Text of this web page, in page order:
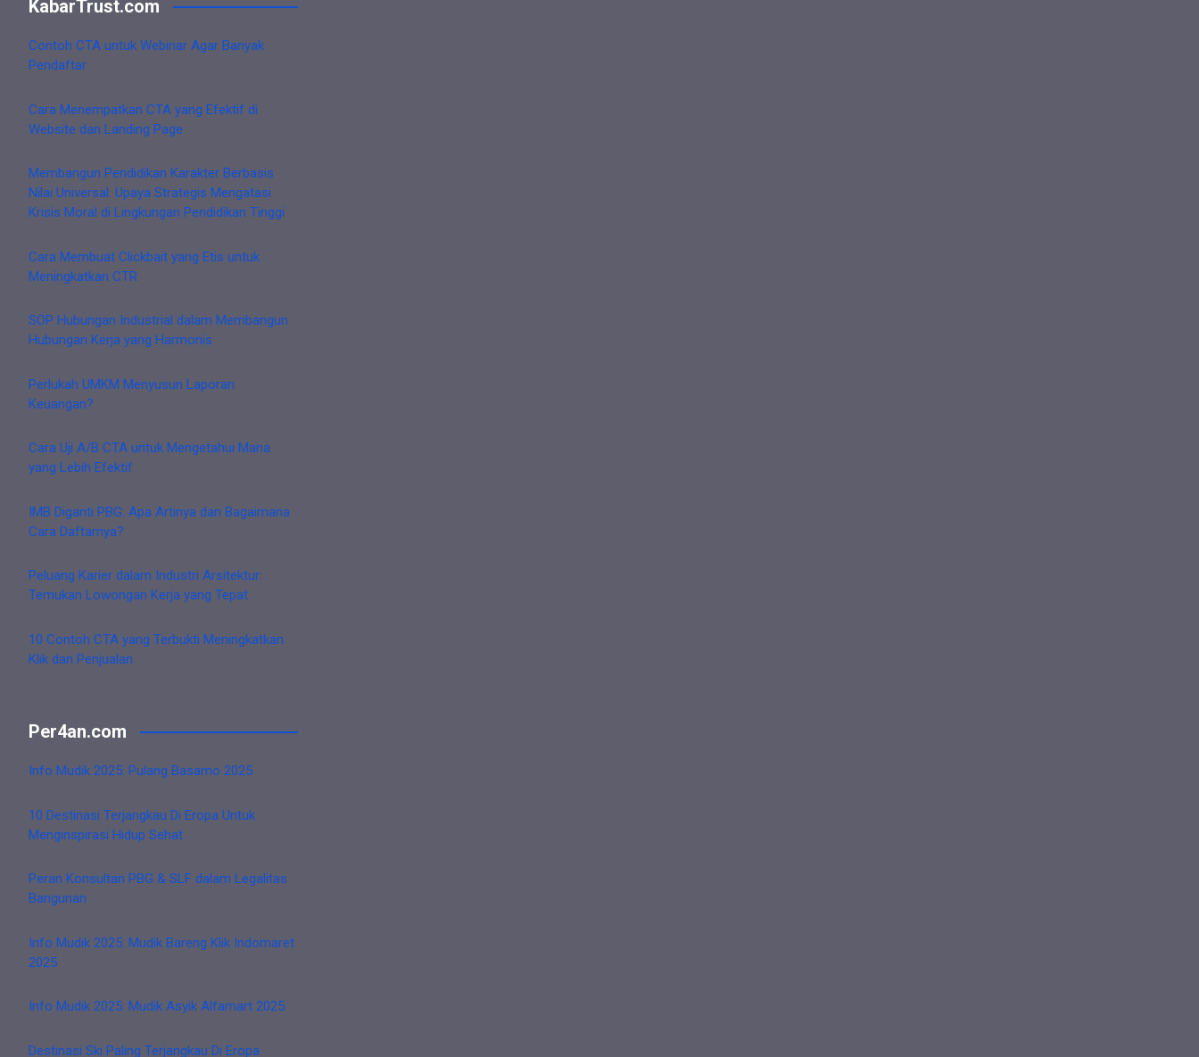
KabarTrust.com
Contoh CTA untuk Webinar Agar Banyak
Pendaftar
Cara Menempatkan CTA yang Efektif di
Website dan Landing Page
Membangun Pendidikan Karakter Berbasis
Nilai Universal: Upaya Strategis Mengatasi
Krisis Moral di Lingkungan Pendidikan Tinggi
Cara Membuat Clickbait yang Etis untuk
Meningkatkan CTR
SOP Hubungan Industrial dalam Membangun
Hubungan Kerja yang Harmonis
Perlukah UMKM Menyusun Laporan
Keuangan?
Cara Uji A/B CTA untuk Mengetahui Mana
yang Lebih Efektif
IMB Diganti PBG: Apa Artinya dan Bagaimana
Cara Daftarnya?
Peluang Karier dalam Industri Arsitektur:
Temukan Lowongan Kerja yang Tepat
10 Contoh CTA yang Terbukti Meningkatkan
Klik dan Penjualan
Per4an.com
Info Mudik 2025: Pulang Basamo 2025
10 Destinasi Terjangkau Di Eropa Untuk
Menginspirasi Hidup Sehat
Peran Konsultan PBG & SLF dalam Legalitas
Bangunan
Info Mudik 2025: Mudik Bareng Klik Indomaret
2025
Info Mudik 2025: Mudik Asyik Alfamart 2025
Destinasi Ski Paling Terjangkau Di Eropa